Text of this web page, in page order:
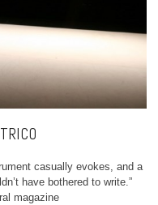
casually evokes, and a
have bothered to write.”
magazine